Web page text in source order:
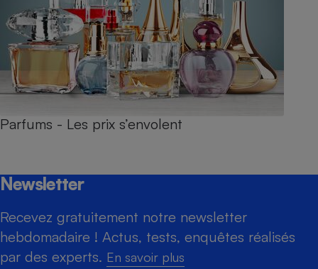
Parfums - Les prix s’envolent
Newsletter
Recevez gratuitement notre newsletter
hebdomadaire ! Actus, tests, enquêtes réalisés
par des experts. En savoir plus